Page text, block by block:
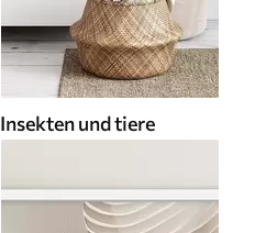
Insekten und tiere